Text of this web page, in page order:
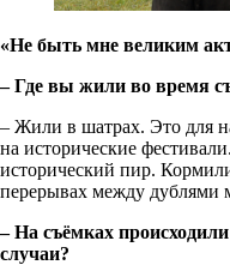
«Не быть мне великим
– Где вы жили во время
– Жили в шатрах. Это для
на исторические
исторический пир.
перерывах между дублями
– На съёмках
случаи?